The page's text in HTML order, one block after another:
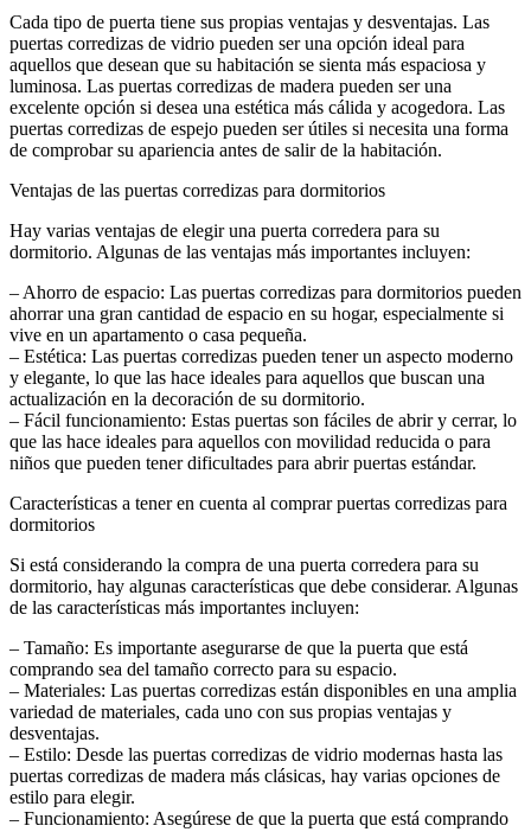
Cada tipo de puerta tiene sus propias ventajas y desventajas. Las
puertas corredizas de vidrio pueden ser una opción ideal para
aquellos que desean que su habitación se sienta más espaciosa y
luminosa. Las puertas corredizas de madera pueden ser una
excelente opción si desea una estética más cálida y acogedora. Las
puertas corredizas de espejo pueden ser útiles si necesita una forma
de comprobar su apariencia antes de salir de la habitación.
Ventajas de las puertas corredizas para dormitorios
Hay varias ventajas de elegir una puerta corredera para su
dormitorio. Algunas de las ventajas más importantes incluyen:
– Ahorro de espacio: Las puertas corredizas para dormitorios pueden
ahorrar una gran cantidad de espacio en su hogar, especialmente si
vive en un apartamento o casa pequeña.
– Estética: Las puertas corredizas pueden tener un aspecto moderno
y elegante, lo que las hace ideales para aquellos que buscan una
actualización en la decoración de su dormitorio.
– Fácil funcionamiento: Estas puertas son fáciles de abrir y cerrar, lo
que las hace ideales para aquellos con movilidad reducida o para
niños que pueden tener dificultades para abrir puertas estándar.
Características a tener en cuenta al comprar puertas corredizas para
dormitorios
Si está considerando la compra de una puerta corredera para su
dormitorio, hay algunas características que debe considerar. Algunas
de las características más importantes incluyen:
– Tamaño: Es importante asegurarse de que la puerta que está
comprando sea del tamaño correcto para su espacio.
– Materiales: Las puertas corredizas están disponibles en una amplia
variedad de materiales, cada uno con sus propias ventajas y
desventajas.
– Estilo: Desde las puertas corredizas de vidrio modernas hasta las
puertas corredizas de madera más clásicas, hay varias opciones de
estilo para elegir.
– Funcionamiento: Asegúrese de que la puerta que está comprando